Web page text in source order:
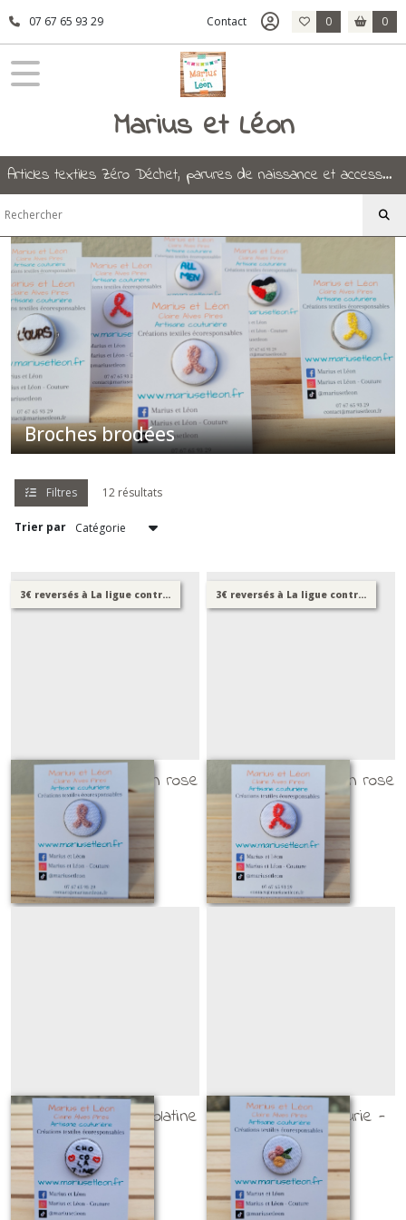
07 67 65 93 29 Contact 0 0
Marius et Léon
Articles textiles Zéro Déchet, parures de naissance et accessoires.
Broches brodées
Filtres 12 résultats
Trier par
3€ reversés à La ligue contre le cancer
Broche brodée ruban rose
- version 2
BROCHES BRODÉES
3€ reversés à La ligue contre le cancer
Broche brodée ruban rose
- version 3
BROCHES BRODÉES
Broche brodée chocolatine
- version 1
BROCHES BRODÉES
25€
Broche brodée fleurie -
version 2
BROCHES BRODÉES
Fermer
FILTRES
Accessoires
Broches
Broches
brodées
(12)
Broches
cabochons
(16)
Afficher
les
résultats